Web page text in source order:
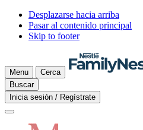
Desplazarse hacia arriba
Pasar al contenido principal
Skip to footer
Menu
Cerca
Buscar
Inicia sesión / Regístrate